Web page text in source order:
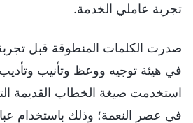
تجربة عاملي الخدمة.
صدرت الكلمات المنطوقة قبل
في هيئة توجيه ووعظ وتأنيب
استخدمت صيغة الخطاب القديمة
في عصر النعمة؛ وذلك باستخدام